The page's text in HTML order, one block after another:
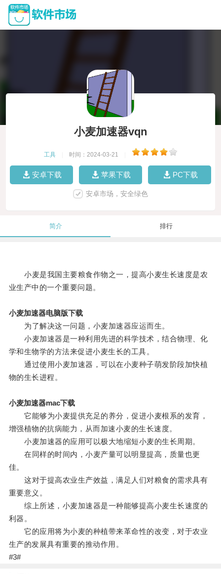
小麦加速器vqn
工具 时间：2024-03-21
安卓下载 苹果下载 PC下载
安卓市场，安全绿色
简介 排行
小麦是我国主要粮食作物之一，提高小麦生长速度是农
业生产中的一个重要问题。
小麦加速器电脑版下载
为了解决这一问题，小麦加速器应运而生。
小麦加速器是一种利用先进的科学技术，结合物理、化
学和生物学的方法来促进小麦生长的工具。
通过使用小麦加速器，可以在小麦种子萌发阶段加快植
物的生长进程。
小麦加速器mac下载
它能够为小麦提供充足的养分，促进小麦根系的发育，
增强植物的抗病能力，从而加速小麦的生长速度。
小麦加速器的应用可以极大地缩短小麦的生长周期。
在同样的时间内，小麦产量可以明显提高，质量也更
佳。
这对于提高农业生产效益，满足人们对粮食的需求具有
重要意义。
综上所述，小麦加速器是一种能够提高小麦生长速度的
利器。
它的应用将为小麦的种植带来革命性的改变，对于农业
生产的发展具有重要的推动作用。
#3#